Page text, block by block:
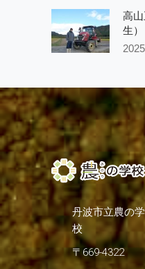
高
生）
丹波市立農の学
校
〒669-4322